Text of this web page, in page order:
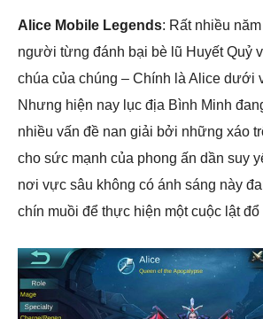
Alice Mobile Legends: Rất nhiều
người từng đánh bại bè lũ Huyết Quỷ
chúa của chúng – Chính là Alice dưới
Nhưng hiện nay lục địa Bình Minh
nhiều vấn đề nan giải bởi những xáo
cho sức mạnh của phong ấn dần suy
nơi vực sâu không có ánh sáng này
chín muồi để thực hiện một cuộc lật